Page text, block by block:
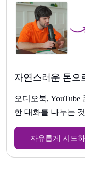
자연스러운 톤으
오디오북,
한 대화를 나누는
자유롭게 시도